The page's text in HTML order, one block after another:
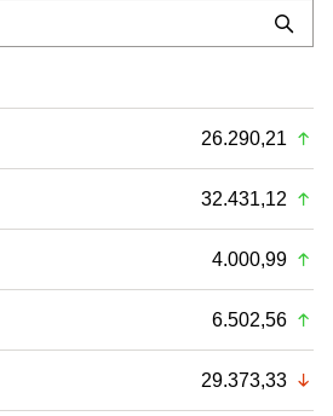
26.290,21
32.431,12
4.000,99
6.502,56
29.373,33